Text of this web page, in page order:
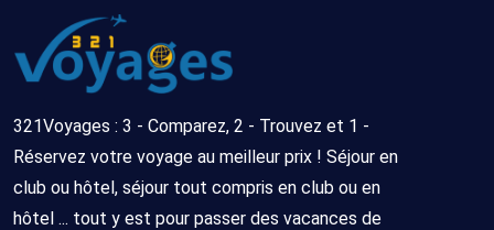
321Voyages : 3 - Comparez, 2 - Trouvez et 1 -
Réservez votre voyage au meilleur prix ! Séjour en
club ou hôtel, séjour tout compris en club ou en
hôtel ... tout y est pour passer des vacances de